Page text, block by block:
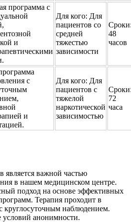
программа с
и
Для кого: Для
пациентов со
средней
тяжестью
зависимости
48
часов
с
и
Для кого: Для
пациентов с
тяжелой
наркотической
зависимостью
72
часа
является важной частью
в нашем медицинском центре.
подход на основе эффективных
Терапия проходит в
круглосуточным наблюдением.
условий анонимности.